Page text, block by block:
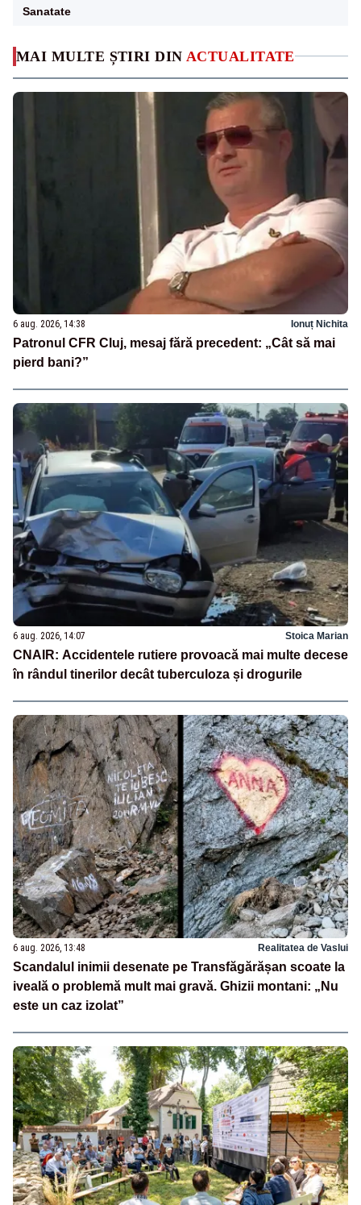
MAI MULTE ȘTIRI DIN ACTUALITATE
6 aug. 2026, 14:38 Ionuț Nichita
Patronul CFR Cluj, mesaj fără precedent: „Cât să mai
pierd bani?”
6 aug. 2026, 14:07 Stoica Marian
CNAIR: Accidentele rutiere provoacă mai multe decese
în rândul tinerilor decât tuberculoza și drogurile
6 aug. 2026, 13:48 Realitatea de Vaslui
Scandalul inimii desenate pe Transfăgărășan scoate la
iveală o problemă mult mai gravă. Ghizii montani: „Nu
este un caz izolat”
Sanatate